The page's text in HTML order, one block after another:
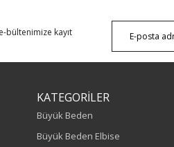
bültenimize kayıt
KATEGORİLER
Büyük Beden
Büyük Beden Elbise